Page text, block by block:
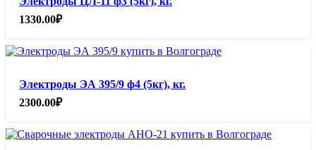
1330.00₽
Электроды ЭА 395/9 ф4 (5кг), кг.
2300.00₽